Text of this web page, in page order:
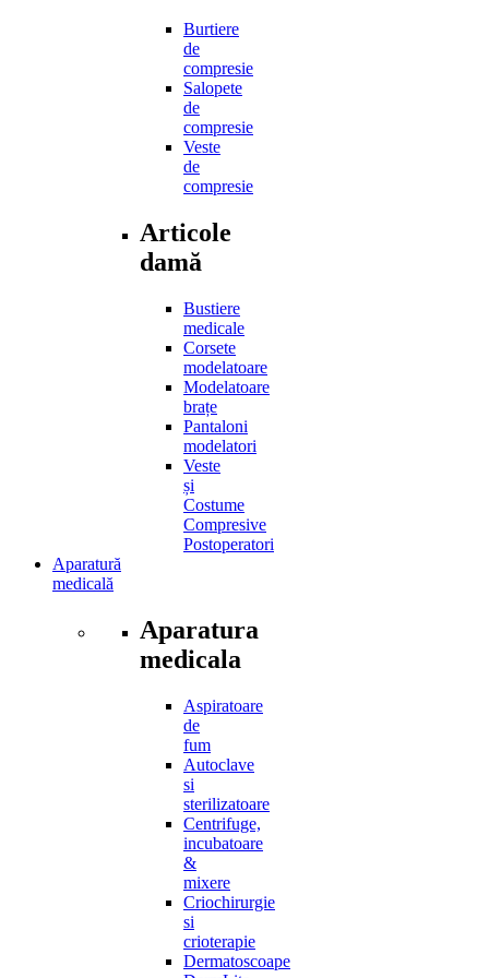
Burtiere
de
compresie
Salopete
de
compresie
Veste
de
compresie
Articole
damă
Bustiere
medicale
Corsete
modelatoare
Modelatoare
brațe
Pantaloni
modelatori
Veste
și
Costume
Compresive
Postoperatori
Aparatură
medicală
Aparatura
medicala
Aspiratoare
de
fum
Autoclave
si
sterilizatoare
Centrifuge,
incubatoare
&
mixere
Criochirurgie
si
crioterapie
Dermatoscoape